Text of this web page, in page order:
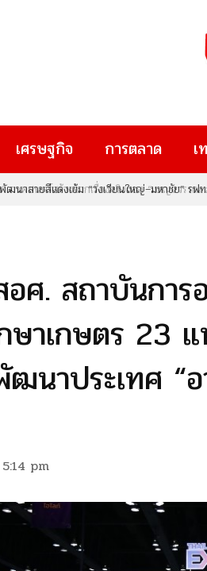
เศรษฐกิจ การตลาด เ
าพยนตร์สร้างจากเรื่องจริงของ “เบญจวรรณ
ศ. สถาบันการ
ษาเกษตร 23
ฒนาประเทศ “
pm